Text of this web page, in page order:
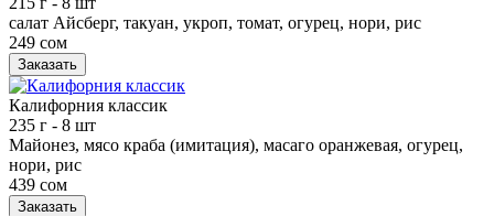
салат Айсберг, такуан, укроп, томат, огурец, нори, рис
249 сом
Заказать
Калифорния классик
235 г - 8 шт
Майонез, мясо краба (имитация), масаго оранжевая, огурец,
нори, рис
439 сом
Заказать